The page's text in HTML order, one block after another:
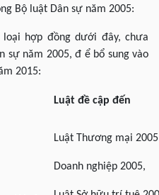
Bộ luật Dân sự năm 2005:
hợp đồng dưới đây, chưa
sự năm 2005, đ ể bổ sung vào
2015:
Luật đề cập đến
Luật Thương mại
Doanh nghiệp 2005,